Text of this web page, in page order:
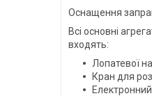
Оснащення
Всі основні
входять:
Лопатевої
Кран для